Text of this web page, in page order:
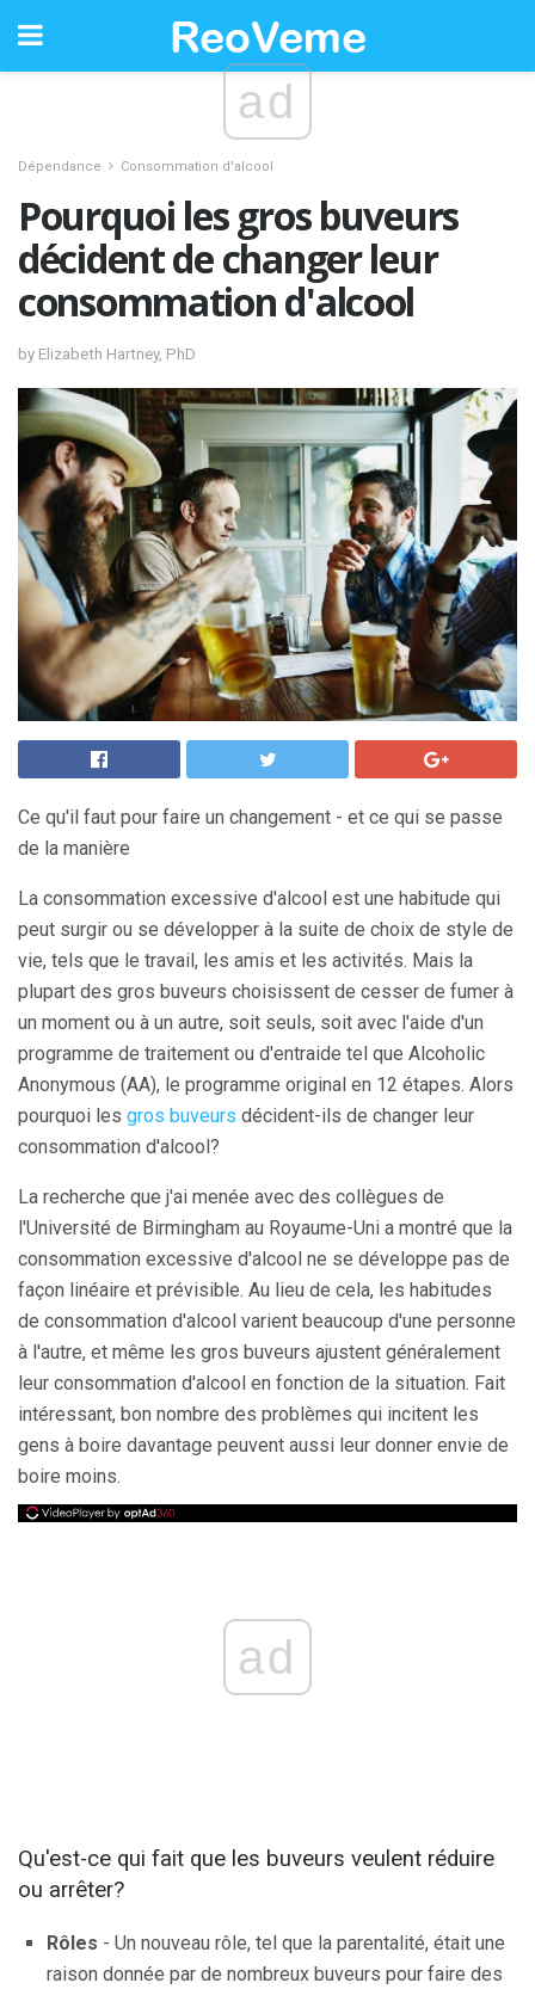
ad
Dépendance Consommation d'alcool
Pourquoi les gros buveurs
décident de changer leur
consommation d'alcool
by Elizabeth Hartney, PhD
Ce qu'il faut pour faire un changement - et ce qui se passe
de la manière
La consommation excessive d'alcool est une habitude qui
peut surgir ou se développer à la suite de choix de style de
vie, tels que le travail, les amis et les activités. Mais la
plupart des gros buveurs choisissent de cesser de fumer à
un moment ou à un autre, soit seuls, soit avec l'aide d'un
programme de traitement ou d'entraide tel que Alcoholic
Anonymous (AA), le programme original en 12 étapes. Alors
pourquoi les gros buveurs décident-ils de changer leur
consommation d'alcool?
La recherche que j'ai menée avec des collègues de
l'Université de Birmingham au Royaume-Uni a montré que la
consommation excessive d'alcool ne se développe pas de
façon linéaire et prévisible. Au lieu de cela, les habitudes
de consommation d'alcool varient beaucoup d'une personne
à l'autre, et même les gros buveurs ajustent généralement
leur consommation d'alcool en fonction de la situation. Fait
intéressant, bon nombre des problèmes qui incitent les
gens à boire davantage peuvent aussi leur donner envie de
boire moins.
ad
Qu'est-ce qui fait que les buveurs veulent réduire
ou arrêter?
Rôles - Un nouveau rôle, tel que la parentalité, était une
raison donnée par de nombreux buveurs pour faire des